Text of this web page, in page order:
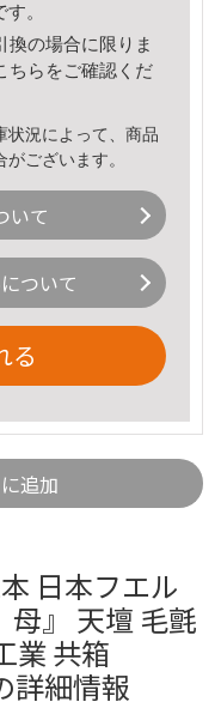
。
換の場合に限りま
ちら をご確認くだ
況によって、商品
ございます。
いて
ついて
る
追加
日本フエル
』 天壇 毛氈
業 共箱
詳細情報